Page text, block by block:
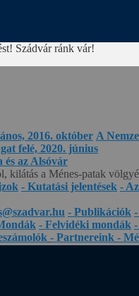
Szádvár ránk vár!
2016. október A
felé, 2020. június
és az Alsóvár
kilátás a Ménes-patak
- Kutatási jelentések -
- Publikációk
- Felvidéki mondák
- Partnereink -